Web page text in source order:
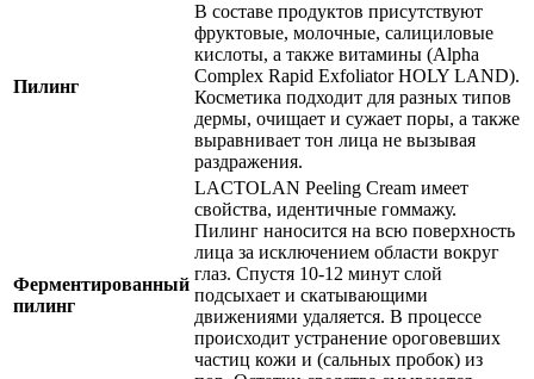
Пилинг
В составе продуктов присутствуют
фруктовые, молочные, салициловые
кислоты, а также витамины (Alpha
Complex Rapid Exfoliator HOLY LAND).
Косметика подходит для разных типов
дермы, очищает и сужает поры, а также
выравнивает тон лица не вызывая
раздражения.
Ферментированный
пилинг
LACTOLAN Peeling Cream имеет
свойства, идентичные гоммажу.
Пилинг наносится на всю поверхность
лица за исключением области вокруг
глаз. Спустя 10-12 минут слой
подсыхает и скатывающими
движениями удаляется. В процессе
происходит устранение ороговевших
частиц кожи и (сальных пробок) из